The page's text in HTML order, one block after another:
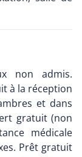
non admis.
à la réception
et dans
gratuit (non
médicale
Prêt gratuit